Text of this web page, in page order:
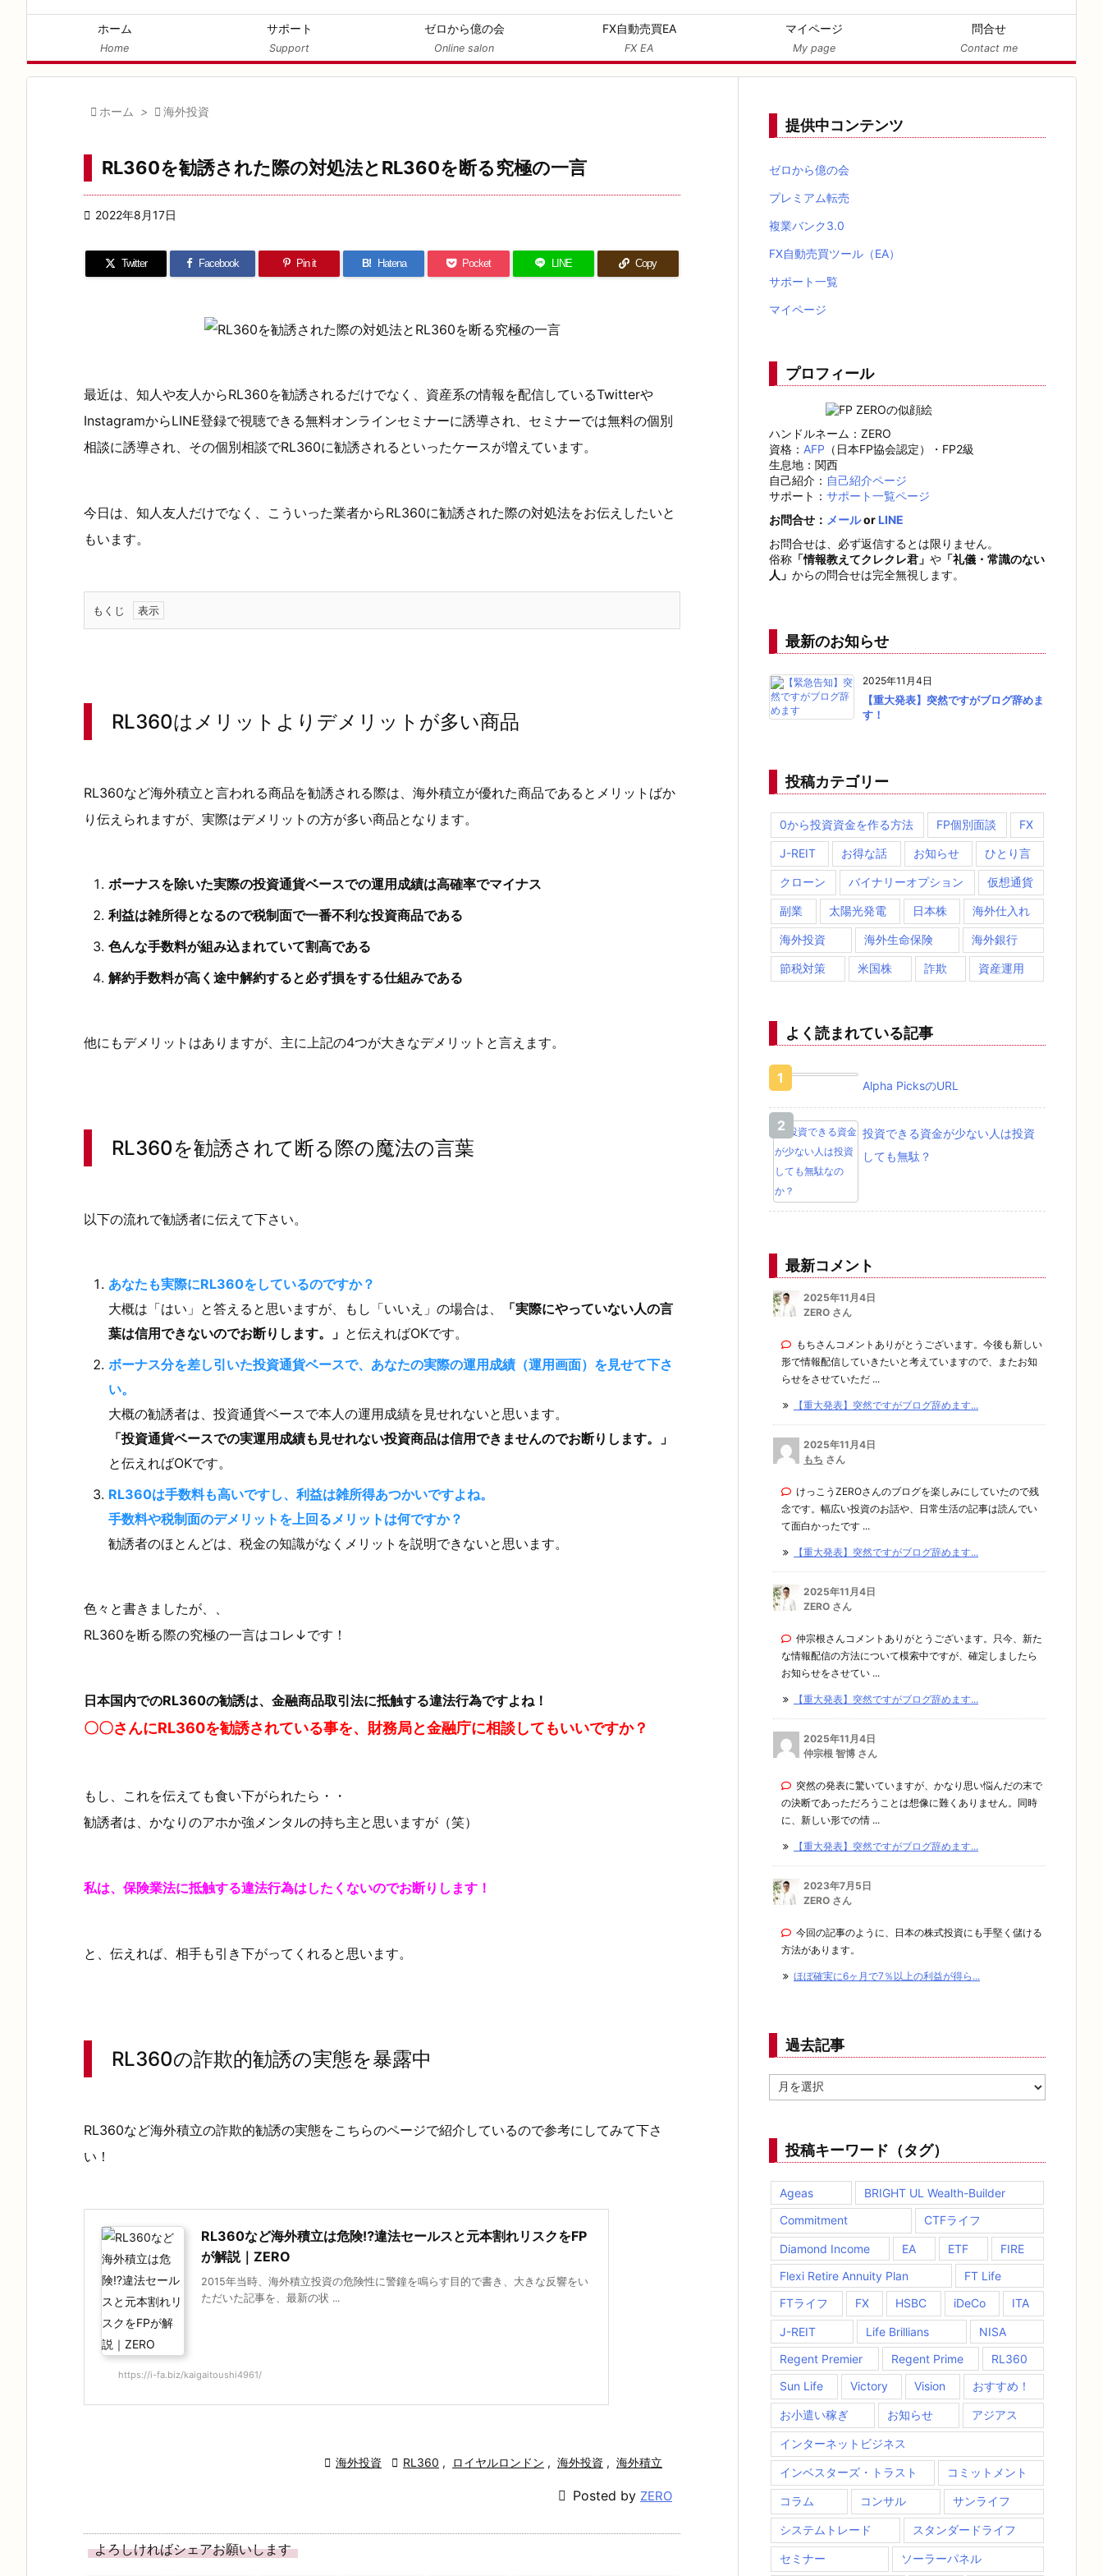
ホーム
Home
サポート
Support
ゼロから億の会
Online salon
FX自動売買EA
FX EA
マイページ
My page
問合せ
Contact me
 ホーム >  海外投資
RL360を勧誘された際の対処法とRL360を断る究極の一言
 2022年8月17日
Twitter Facebook Pin it B! Hatena Pocket LINE Copy
最近は、知人や友人からRL360を勧誘されるだけでなく、資産系の情報を配信しているTwitterや
InstagramからLINE登録で視聴できる無料オンラインセミナーに誘導され、セミナーでは無料の個別
相談に誘導され、その個別相談でRL360に勧誘されるといったケースが増えています。
今日は、知人友人だけでなく、こういった業者からRL360に勧誘された際の対処法をお伝えしたいと
もいます。
もくじ
は
メ
ト
よ
り
メ
ッ
商
2.
3
6
0
を
勧
誘
れ
て
断
る
魔
法
葉
L
3
の
実
暴
露
RL360はメリットよりデメリットが多い商品
RL360など海外積立と言われる商品を勧誘される際は、海外積立が優れた商品であるとメリットばか
り伝えられますが、実際はデメリットの方が多い商品となります。
ボーナスを除いた実際の投資通貨ベースでの運用成績は高確率でマイナス
利益は雑所得となるので税制面で一番不利な投資商品である
色んな手数料が組み込まれていて割高である
解約手数料が高く途中解約すると必ず損をする仕組みである
他にもデメリットはありますが、主に上記の4つが大きなデメリットと言えます。
RL360を勧誘されて断る際の魔法の言葉
以下の流れで勧誘者に伝えて下さい。
あなたも実際にRL360をしているのですか？
大概は「はい」と答えると思いますが、もし「いいえ」の場合は、
「実際にやっていない人の言
葉は信用できないのでお断りします。」 と伝えればOKです。
ボーナス分を差し引いた投資通貨ベースで、あなたの実際の運用成績（運用画面）を見せて下さ
い。
大概の勧誘者は、投資通貨ベースで本人の運用成績を見せれないと思います。
「投資通貨ベースでの実運用成績も見せれない投資商品は信用できませんのでお断りします。」
と伝えればOKです。
RL360は手数料も高いですし、利益は雑所得あつかいですよね。
手数料や税制面のデメリットを上回るメリットは何ですか？
勧誘者のほとんどは、税金の知識がなくメリットを説明できないと思います。
色々と書きましたが、、
RL360を断る際の究極の一言はコレ↓です！
日本国内でのRL360の勧誘は、金融商品取引法に抵触する違法行為ですよね！
〇〇さんにRL360を勧誘されている事を、財務局と金融庁に相談してもいいですか？
もし、これを伝えても食い下がられたら・・
勧誘者は、かなりのアホか強メンタルの持ち主と思いますが（笑）
私は、保険業法に抵触する違法行為はしたくないのでお断りします！
と、伝えれば、相手も引き下がってくれると思います。
RL360の詐欺的勧誘の実態を暴露中
RL360など海外積立の詐欺的勧誘の実態をこちらのページで紹介しているので参考にしてみて下さ
い！
RL360など海外積立は危険⁉違法セールスと元本割れリスクをFP
が解説｜ZERO
2015年当時、海外積立投資の危険性に警鐘を鳴らす目的で書き、大きな反響をい
ただいた記事を、最新の状 ...
https://i-fa.biz/kaigaitoushi4961/
 海外投資  RL360 , ロイヤルロンドン , 海外投資 , 海外積立
 Posted by ZERO
よろしければシェアお願いします
提供中コンテンツ
ゼロから億の会
プレミアム転売
複業バンク3.0
FX自動売買ツール（EA）
サポート一覧
マイページ
プロフィール
ハンドルネーム：ZERO
資格： AFP （日本FP協会認定）・FP2級
生息地：関西
自己紹介： 自己紹介ページ
サポート： サポート一覧ページ
お問合せ： メールor LINE
お問合せは、必ず返信するとは限りません。
俗称 「情報教えてクレクレ君」 や 「礼儀・常識のない
人」 からの問合せは完全無視します。
最新のお知らせ
2025年11月4日
【重大発表】突然ですがブログ辞めま
す！
投稿カテゴリー
0から投資資金を作る方法 FP個別面談 FX
J-REIT お得な話 お知らせ ひとり言
クローン バイナリーオプション 仮想通貨
副業 太陽光発電 日本株 海外仕入れ
海外投資 海外生命保険 海外銀行
節税対策 米国株 詐欺 資産運用
よく読まれている記事
Alpha PicksのURL
投資できる資金が少ない人は投資
しても無駄？
最新コメント
2025年11月4日
ZERO さん
もちさんコメントありがとうございます。今後も新しい
形で情報配信していきたいと考えていますので、またお知
らせをさせていただ ...
【重大発表】突然ですがブログ辞めます...
2025年11月4日
もち さん
けっこうZEROさんのブログを楽しみにしていたので残
念です。幅広い投資のお話や、日常生活の記事は読んでい
て面白かったです ...
【重大発表】突然ですがブログ辞めます...
2025年11月4日
ZERO さん
仲宗根さんコメントありがとうございます。只今、新た
な情報配信の方法について模索中ですが、確定しましたら
お知らせをさせてい ...
【重大発表】突然ですがブログ辞めます...
2025年11月4日
仲宗根 智博 さん
突然の発表に驚いていますが、かなり思い悩んだの末で
の決断であっただろうことは想像に難くありません。同時
に、新しい形での情 ...
【重大発表】突然ですがブログ辞めます...
2023年7月5日
ZERO さん
今回の記事のように、日本の株式投資にも手堅く儲ける
方法があります。
ほぼ確実に6ヶ月で7％以上の利益が得ら...
過去記事
去
投稿キーワード（タグ）
Ageas
BRIGHT UL Wealth-Builder
Commitment
CTFライフ
Diamond Income EA ETF
FIRE
Flexi Retire Annuity Plan
FT Life
FTライフ
FX HSBC iDeCo ITA
J-REIT Life Brillians
NISA
Regent Premier
Regent Prime
RL360
Sun Life
Victory Vision おすすめ！
お小遣い稼ぎ お知らせ アジアス
インターネットビジネス
インベスターズ・トラスト コミットメント
コラム コンサル サンライフ
システムトレード スタンダードライフ
セミナー ソーラーパネル